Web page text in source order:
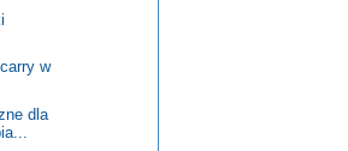
w
dla